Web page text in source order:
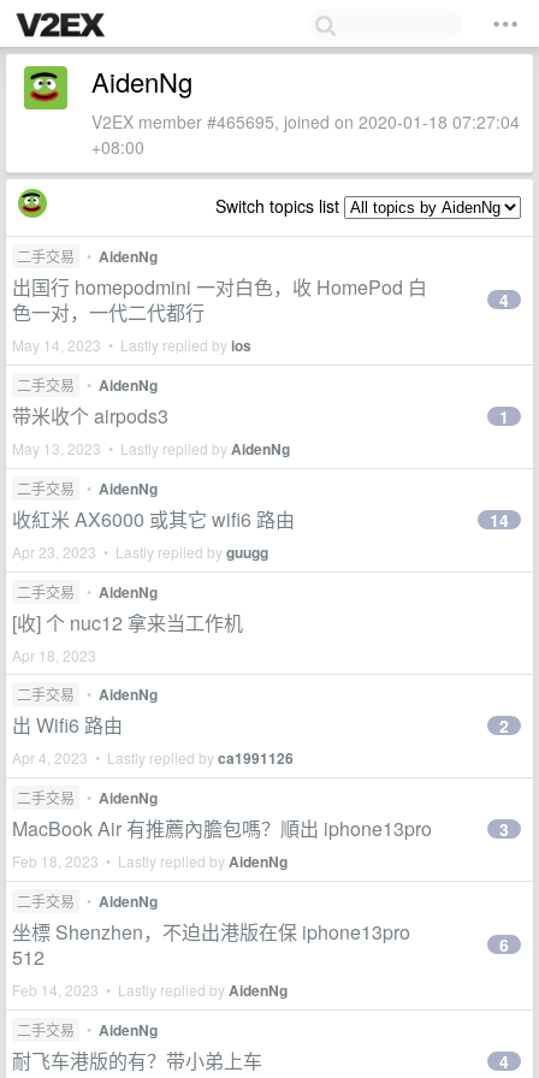
AidenNg
V2EX member #465695, joined on 2020-01-18 07:27:04
+08:00
Switch topics list
二手交易 • AidenNg
出国行 homepodmini 一对白色，收 HomePod 白
色一对，一代二代都行
May 14, 2023 • Lastly replied byios
4
二手交易 • AidenNg
带米收个 airpods3
May 13, 2023 • Lastly replied byAidenNg
1
二手交易 • AidenNg
收紅米 AX6000 或其它 wifi6 路由
Apr 23, 2023 • Lastly replied byguugg
14
二手交易 • AidenNg
[收] 个 nuc12 拿来当工作机
Apr 18, 2023
二手交易
• AidenNg
出 Wifi6 路由
Apr 4, 2023 • Lastly replied byca1991126
2
二手交易 • AidenNg
MacBook Air 有推薦內膽包嗎？順出 iphone13pro
Feb 18, 2023 • Lastly replied byAidenNg
3
二手交易 • AidenNg
坐標 Shenzhen，不迫出港版在保 iphone13pro
512
Feb 14, 2023 • Lastly replied byAidenNg
6
二手交易 • AidenNg
耐飞车港版的有？带小弟上车 4